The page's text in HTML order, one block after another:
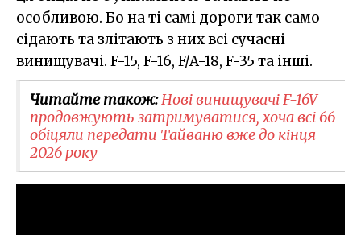
особливою. Бо на ті самі дороги так само
сідають та злітають з них всі сучасні
винищувачі. F-15, F-16, F/A-18, F-35 та інші.
Читайте також:Нові винищувачі F-16V
продовжують затримуватися, хоча всі 66
обіцяли передати Тайваню вже до кінця
2026 року